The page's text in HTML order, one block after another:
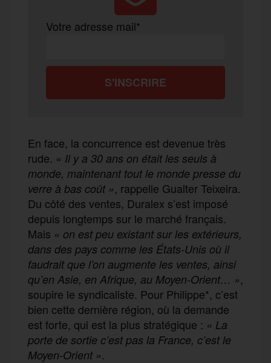
Votre adresse mail*
En face, la concurrence est devenue très
rude. « Il y a 30 ans on était les seuls à
monde, maintenant tout le monde presse du
verre à bas coût », rappelle Gualter Teixeira.
Du côté des ventes, Duralex s’est imposé
depuis longtemps sur le marché français.
Mais « on est peu existant sur les extérieurs,
dans des pays comme les États-Unis où il
faudrait que l’on augmente les ventes, ainsi
qu’en Asie, en Afrique, au Moyen-Orient… »,
soupire le syndicaliste. Pour Philippe*, c’est
bien cette dernière région, où la demande
est forte, qui est la plus stratégique : « La
porte de sortie c’est pas la France, c’est le
Moyen-Orient ».